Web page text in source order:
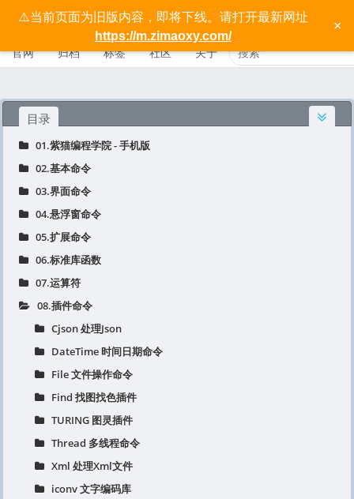
⚠️当前页面为旧版内容，即将下线。请打开最新网址
https://m.zimaoxy.com/
×
按键精灵手机版宝典 - 紫猫学院
官网 归档 标签 社区 关于
目录
01.紫猫编程学院 - 手机版
02.基本命令
03.界面命令
04.悬浮窗命令
05.扩展命令
06.标准库函数
07.运算符
08.插件命令
Cjson 处理Json
DateTime 时间日期命令
File 文件操作命令
Find 找图找色插件
TURING 图灵插件
Thread 多线程命令
Xml 处理Xml文件
iconv 文字编码库